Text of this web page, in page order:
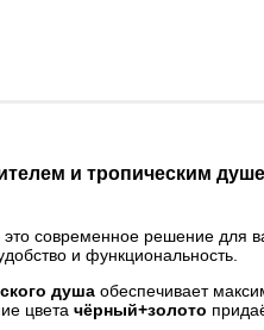
и тропическим
современное решение для
и функциональность.
душаобеспечивает
цвета чёрный+золото